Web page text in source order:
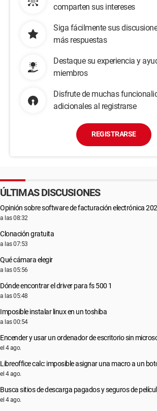
comparten sus intereses
Siga fácilmente sus
más respuestas
Destaque su experiencia y
miembros
Disfrute de muchas
adicionales al registrarse
REGISTRARSE
ÚLTIMAS DISCUSIONES
Opinión sobre software de facturación electrónica
a las 08:32
Clonación gratuita
a las 07:53
Qué cámara elegir
a las 05:56
Dónde encontrar el driver para fs 500 1
a las 05:48
Imposible instalar linux en un toshiba
a las 00:54
Encender y usar un ordenador de escritorio sin
el 4 ago.
Libreoffice calc: imposible asignar una macro a un
el 4 ago.
Busca sitios de descarga pagados y seguros de
el 4 ago.